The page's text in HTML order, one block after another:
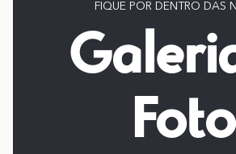
FIQUE POR DENTRO DAS